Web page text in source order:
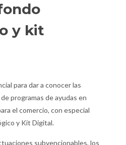
y kit
para dar a conocer las
programas de ayudas en
el comercio, con especial
y Kit Digital.
subvencionables, los